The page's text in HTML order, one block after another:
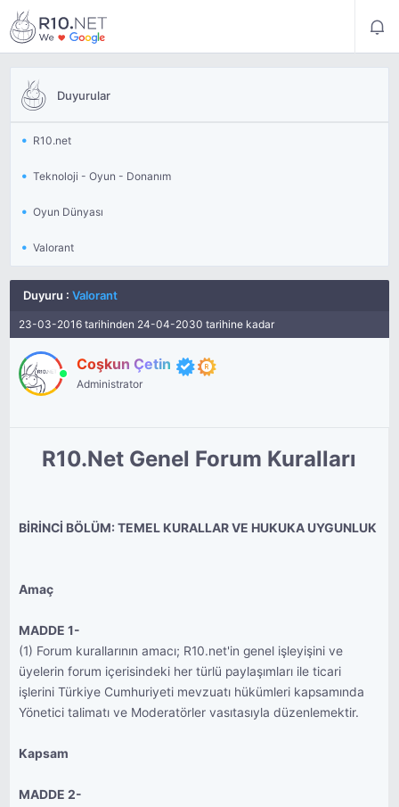
Duyurular
R10.net
Teknoloji - Oyun - Donanım
Oyun Dünyası
Valorant
Duyuru :Valorant
23-03-2016 tarihinden 24-04-2030 tarihine kadar
Coşkun Çetin
Administrator
R10.Net Genel Forum Kuralları
BİRİNCİ BÖLÜM: TEMEL KURALLAR VE HUKUKA UYGUNLUK
Amaç
MADDE 1-
(1) Forum kurallarının amacı; R10.net'in genel işleyişini ve
üyelerin forum içerisindeki her türlü paylaşımları ile ticari
işlerini Türkiye Cumhuriyeti mevzuatı hükümleri kapsamında
Yönetici talimatı ve Moderatörler vasıtasıyla düzenlemektir.
Kapsam
MADDE 2-